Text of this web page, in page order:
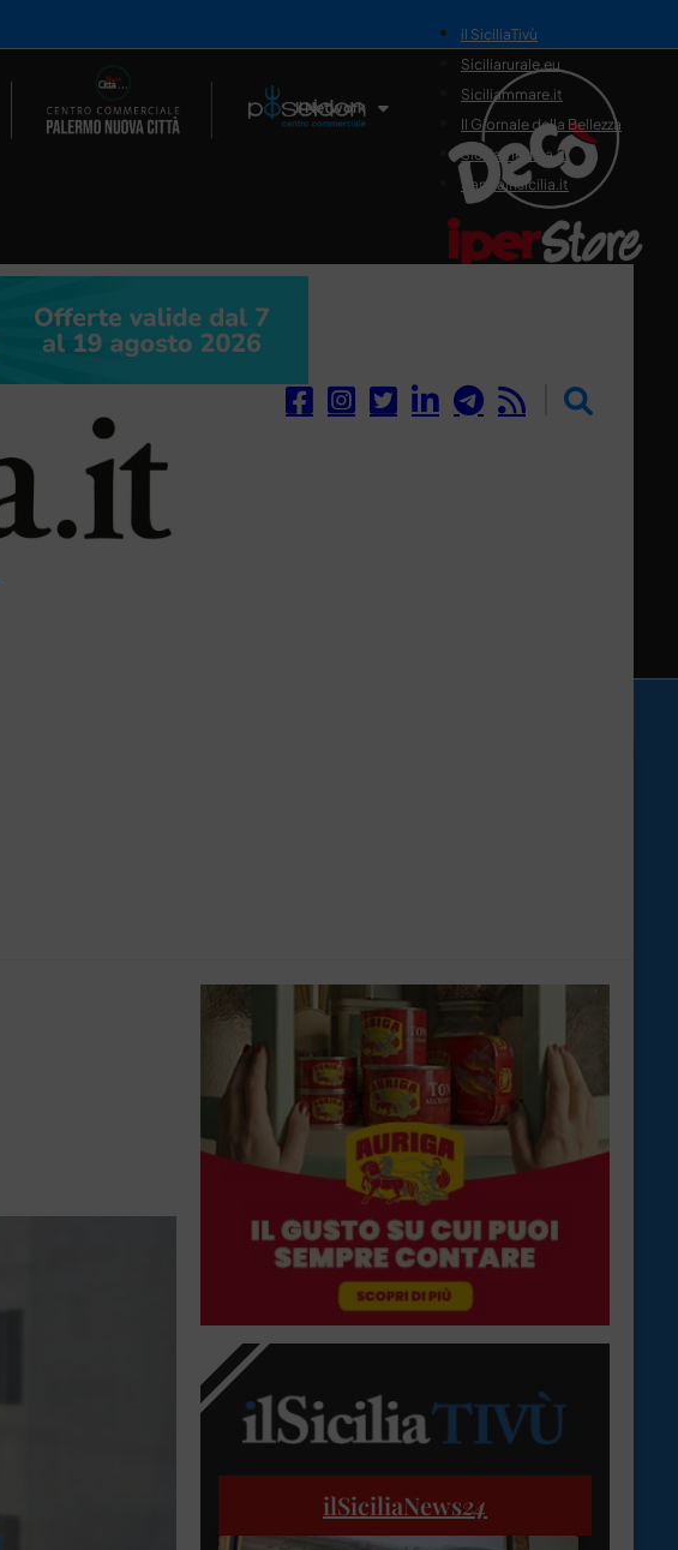
Il Network
il SiciliaTivù
Siciliarurale.eu
Siciliammare.it
Il Giornale della Bellezza
Siciliamedica.it
Sanitainsicilia.it
ilSiciliaNews24